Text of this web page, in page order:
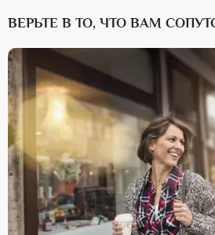
ВЕРЬТЕ В ТО, ЧТО ВАМ